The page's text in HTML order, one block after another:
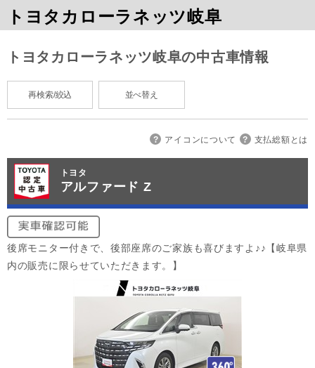
トヨタカローラネッツ岐阜
トヨタカローラネッツ岐阜の中古車情報
再検索/絞込 並べ替え
アイコンについて 支払総額とは
トヨタ
アルファード Z
後席モニター付きで、後部座席のご家族も喜びますよ♪♪【岐阜県
内の販売に限らせていただきます。】